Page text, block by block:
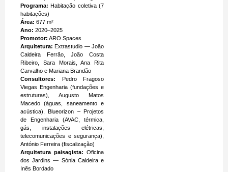
Programa: Habitação coletiva (7
habitações)
Área: 677 m²
Ano: 2020–2025
Promotor: ARO Spaces
Arquitetura: Extrastudio — João
Caldeira Ferrão, João Costa
Ribeiro, Sara Morais, Ana Rita
Carvalho e Mariana Brandão
Consultores: Pedro Fragoso
Viegas Engenharia (fundações e
estruturas), Augusto Matos
Macedo (águas, saneamento e
acústica), Blueorizon – Projetos
de Engenharia (AVAC, térmica,
gás, instalações elétricas,
telecomunicações e segurança),
António Ferreira (fiscalização)
Arquitetura paisagista: Oficina
dos Jardins — Sónia Caldeira e
Inês Bordado